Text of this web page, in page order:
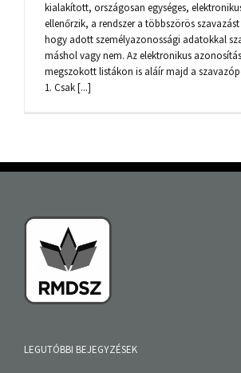
kialakított, országosan egységes,
ellenőrzik, a rendszer a többszörös
hogy adott személyazonossági adatokkal
máshol vagy nem. Az elektronikus
megszokott listákon is aláír majd a
1. Csak [...]
LEGUTÓBBI BEJEGYZÉSEK